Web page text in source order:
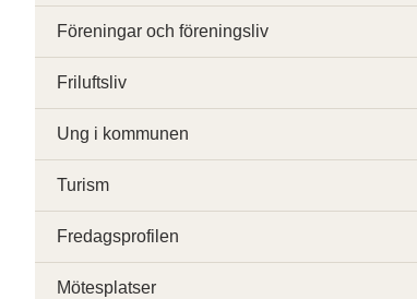
Föreningar och föreningsliv
Friluftsliv
Ung i kommunen
Turism
Fredagsprofilen
Mötesplatser